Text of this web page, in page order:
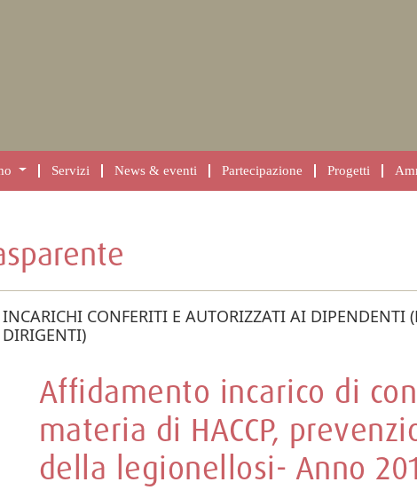
Servizi News & eventi Partecipazione Progetti
INCARICHI CONFERITI E AUTORIZZATI AI DIPENDENTI
DIRIGENTI)
Affidamento incarico di
materia di HACCP,
della legionellosi- Anno